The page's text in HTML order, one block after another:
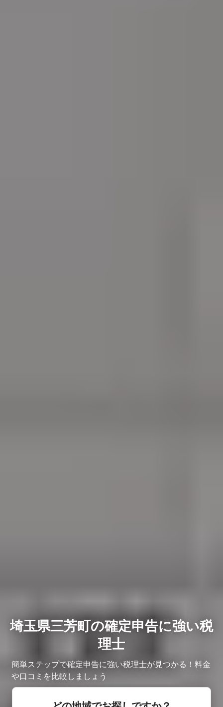
埼玉県三芳町の確定申告に強い税
理士
簡単ステップで確定申告に強い税理士が見つかる！料金
や口コミを比較しましょう